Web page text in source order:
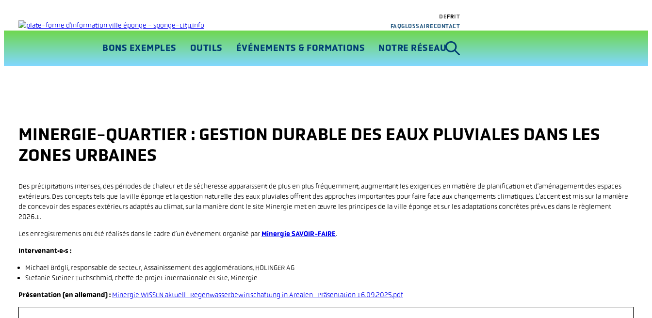
contenu
DEFRIT
FAQGLOSSAIRECONTACT
Recherche
de
:
BONS EXEMPLES OUTILS ÉVÉNEMENTS & FORMATIONS
Saisir un événement
NOTRE RÉSEAU
MINERGIE-QUARTIER : GESTION DURABLE DES EAUX PLUVIALES DANS LES
ZONES URBAINES
Des précipitations intenses, des périodes de chaleur et de sécheresse apparaissent de plus en plus fréquemment, augmentant les exigences en matière de planification et d’aménagement des espaces
extérieurs. Des concepts tels que la ville éponge et la gestion naturelle des eaux pluviales offrent des approches importantes pour faire face aux changements climatiques. L’accent est mis sur la manière
de concevoir des espaces extérieurs adaptés au climat, sur la manière dont le site Minergie met en œuvre les principes de la ville éponge et sur les adaptations concrètes prévues dans le règlement
2026.1.
Les enregistrements ont été réalisés dans le cadre d’un événement organisé par Minergie SAVOIR-FAIRE.
Intervenant·e·s :
Michael Brögli, responsable de secteur, Assainissement des agglomérations, HOLINGER AG
Stefanie Steiner Tuchschmid, cheffe de projet internationale et site, Minergie
Présentation (en allemand) : Minergie WISSEN aktuell_Regenwasserbewirtschaftung in Arealen_Präsentation 16.09.2025.pdf